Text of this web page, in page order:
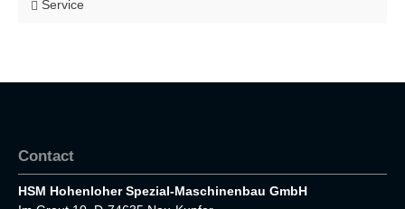
Service
Contact
HSM Hohenloher Spezial-Maschinenbau GmbH